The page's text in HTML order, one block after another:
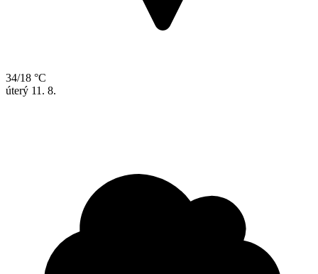
34/18 °C
úterý 11. 8.